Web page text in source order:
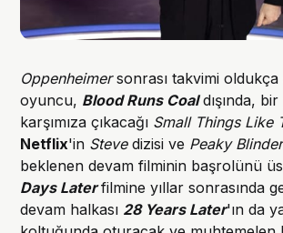
Oppenheimersonrası takvimi
oyuncu, Blood Runs Coaldışında,
karşımıza çıkacağı Small Things Like
Netflix'in Stevedizisi ve Peaky
beklenen devam filminin başrolünü
Days Laterfilmine yıllar sonrasında
devam halkası 28 Years Later'ın da